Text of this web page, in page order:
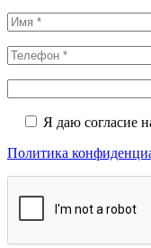
Я даю согласие
Политика